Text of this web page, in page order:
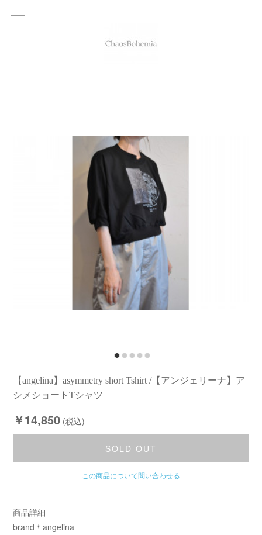
【angelina】asymmetry short Tshirt /【アンジェリーナ】ア
シメショートTシャツ
￥14,850 (税込)
SOLD OUT
この商品について問い合わせる
商品詳細
brand＊angelina